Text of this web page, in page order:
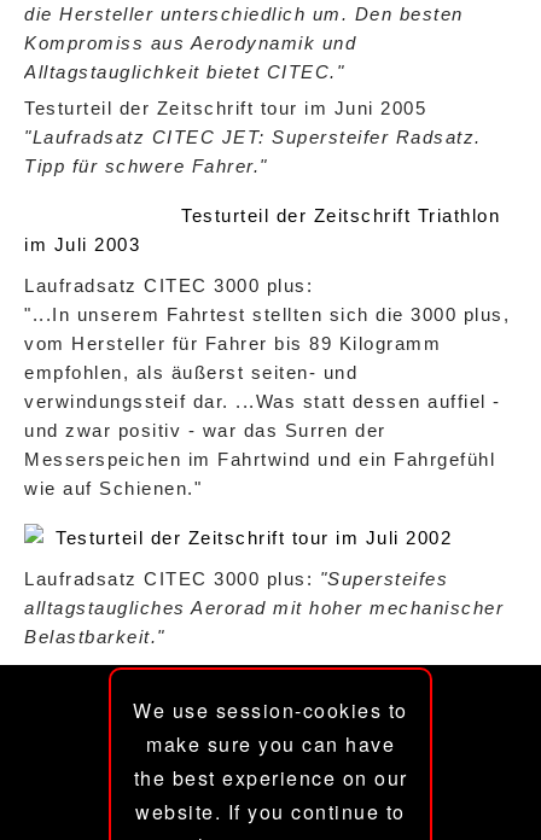
die Hersteller unterschiedlich um. Den besten
Kompromiss aus Aerodynamik und
Alltagstauglichkeit bietet CITEC."
Testurteil der Zeitschrift tour im Juni 2005
"Laufradsatz CITEC JET: Supersteifer Radsatz.
Tipp für schwere Fahrer."
Testurteil der Zeitschrift Triathlon
im Juli 2003
Laufradsatz CITEC 3000 plus:
"...In unserem Fahrtest stellten sich die 3000 plus,
vom Hersteller für Fahrer bis 89 Kilogramm
empfohlen, als äußerst seiten- und
verwindungssteif dar. ...Was statt dessen auffiel -
und zwar positiv - war das Surren der
Messerspeichen im Fahrtwind und ein Fahrgefühl
wie auf Schienen."
Testurteil der Zeitschrift tour im Juli 2002
Laufradsatz CITEC 3000 plus: "Supersteifes
alltagstaugliches Aerorad mit hoher mechanischer
Belastbarkeit."
Gewerbegebiet Süd
14547 Beelitz
fon +49 (0) 3 32 04 - 5 00 93
We use session-cookies to
make sure you can have
the best experience on our
website. If you continue to